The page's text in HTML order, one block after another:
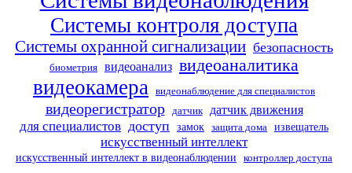
Системы контроля доступа
Системы охранной сигнализации безопасность
биометрия видеоанализ видеоаналитика
видеокамера видеонаблюдение для специалистов
видеорегистратор датчик датчик движения
для специалистов доступ замок защита дома извещатель
искусственный интеллект
искусственный интеллект в видеонаблюдении контроллер доступа